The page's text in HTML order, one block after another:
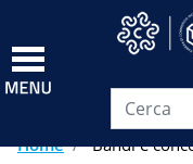
Home Bandi e